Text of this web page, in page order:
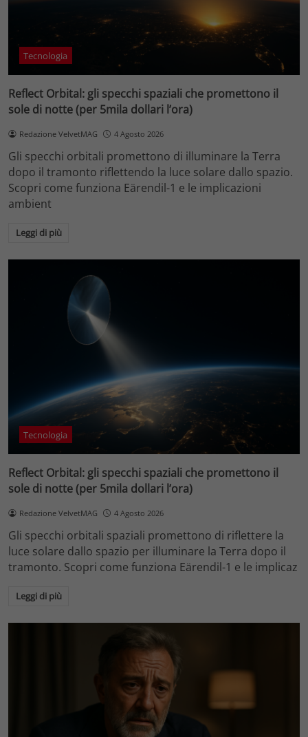
Tecnologia
Reflect Orbital: gli specchi spaziali che promettono il
sole di notte (per 5mila dollari l’ora)
Redazione VelvetMAG 4 Agosto 2026
Gli specchi orbitali promettono di illuminare la Terra
dopo il tramonto riflettendo la luce solare dallo spazio.
Scopri come funziona Eärendil-1 e le implicazioni
ambient
Leggi di più
Tecnologia
Reflect Orbital: gli specchi spaziali che promettono il
sole di notte (per 5mila dollari l’ora)
Redazione VelvetMAG 4 Agosto 2026
Gli specchi orbitali spaziali promettono di riflettere la
luce solare dallo spazio per illuminare la Terra dopo il
tramonto. Scopri come funziona Eärendil-1 e le implicaz
Leggi di più